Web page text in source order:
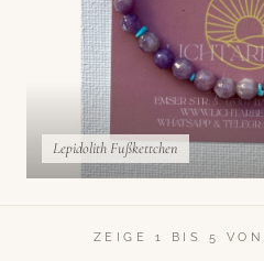
Lepidolith Fußkettchen
ZEIGE 1 BIS 5